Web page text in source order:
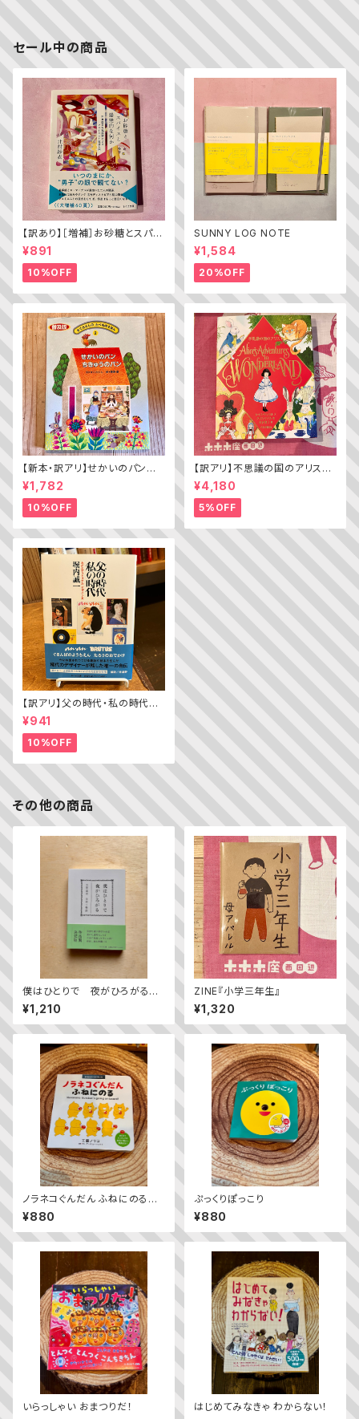
セール中の商品
【訳あり】［増補］お砂糖とスパイ
スと爆発的な何か ——不真面
目な批評家によるフェミニスト批
評入門
¥891
10%OFF
SUNNY LOG NOTE
¥1,584
20%OFF
【新本・訳アリ】せかいのパン
ちきゅうのパン（普及版 かこさ
¥1,782
10%OFF
【訳アリ】不思議の国のアリス（A
lice’s Adventures in WOND
ERLAND）
¥4,180
5%OFF
【訳アリ】父の時代・私の時代
─わがエディトリアル・デザイン
史
¥941
10%OFF
その他の商品
僕はひとりで 夜がひろがる
——立原道造 全詩＋物語
¥1,210
ZINE『小学三年生』
¥1,320
ノラネコぐんだん ふねにのる
Noraneko Gundan’s going
on board!
¥880
ぷっくりぽっこり
¥880
いらっしゃい おまつりだ！ はじめてみなきゃ わからない！